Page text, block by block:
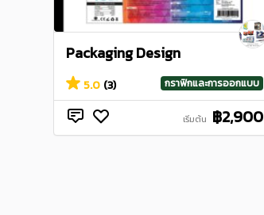
Packaging Design
5.0 (3) กราฟิกและการออกแบบ
เริ่มต้น ฿2,900